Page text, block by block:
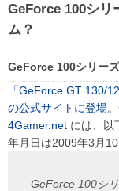
GeForce 100シリ
ム？
GeForce 100シリー
「GeForce GT 130/
の公式サイトに登場
4Gamer.net には、以
年月日は2009年3月
GeForce 100シリ